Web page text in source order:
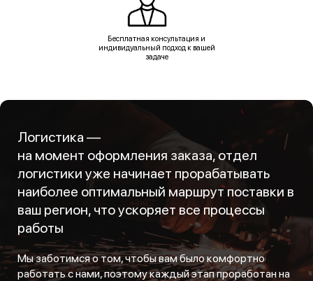
Бесплатная консультация и
индивидуальный подход к вашей
задаче
Логистика —
на момент оформления заказа, отдел
логистики уже начинает прорабатывать
наиболее оптимальный маршрут поставки в
ваш регион, что ускоряет все процессы
работы
Мы заботимся о том, чтобы вам было комфортно
работать с нами, поэтому каждый этап проработан на